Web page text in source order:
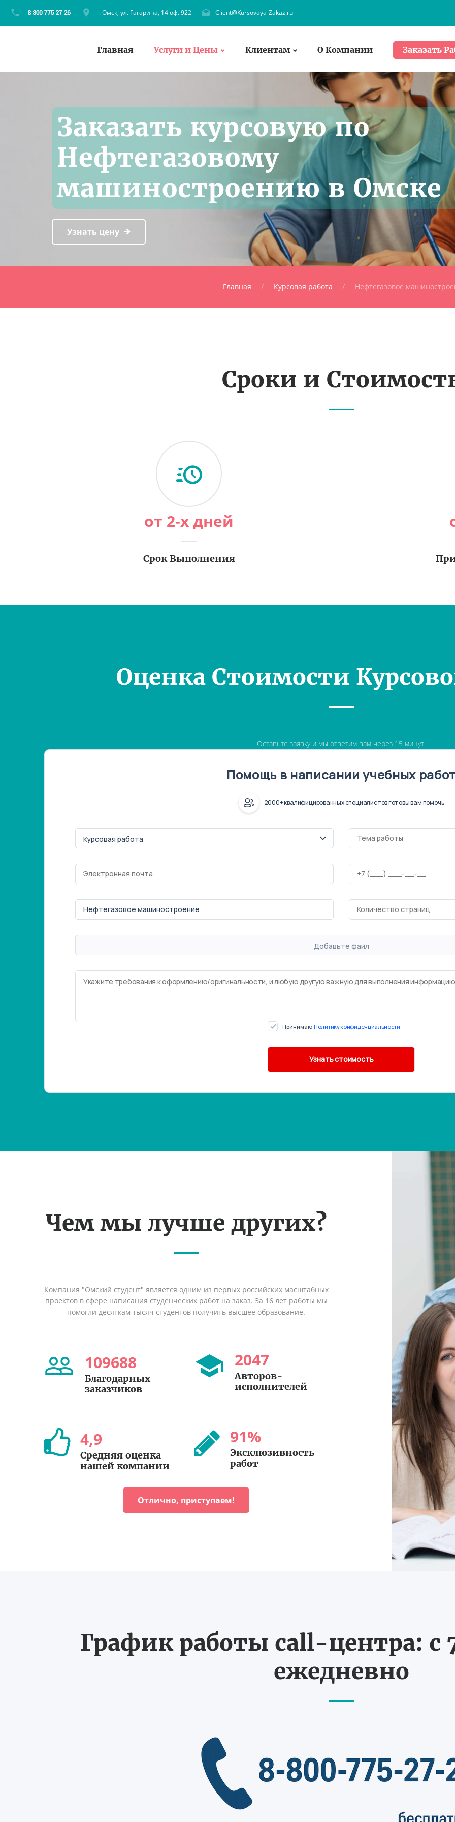
г. Омск, ул. Гагарина, 14 оф. 922 Client@Kursovaya-Zakaz.ru
Главная Услуги и Цены Клиентам О Компании Заказать
Заказать курсовую по
Нефтегазовому
машиностроению в Омске
Узнать цену
Главная Курсовая работа Нефтегазовое
Сроки и
от 2-х дней
Срок Выполнения
Оценка Стоимости
Оставьте заявку и мы ответим вам через 15 минут!
Помощь в написании учебных
2000+ квалифицированных специалистов готовы вам помочь
Добавьте файл
Принимаю Политику конфиденциальности
Чем мы лучше других?
Компания "Омский студент" является одним из первых российских масштабных
проектов в сфере написания студенческих работ на заказ. За 16 лет работы мы
помогли десяткам тысяч студентов получить высшее образование.
109688
Благодарных
заказчиков
2047
Авторов-
исполнителей
4,9
Средняя оценка
нашей компании
91%
Эксклюзивность
работ
Отлично, приступаем!
График работы call-центра: с
ежедневно